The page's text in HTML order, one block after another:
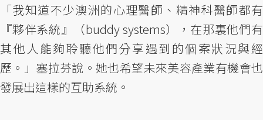
「我知道不少澳洲的心理醫師、精神科醫師都有
『夥伴系統』（buddy systems），在那裏他們有
其他人能夠聆聽他們分享遇到的個案狀況與經
歷。」塞拉芬說。她也希望未來美容產業有機會也
發展出這樣的互助系統。